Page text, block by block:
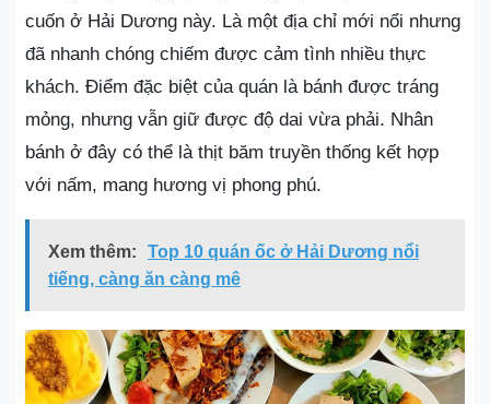
cuốn ở Hải Dương này. Là một địa chỉ mới nổi nhưng
đã nhanh chóng chiếm được cảm tình nhiều thực
khách. Điểm đặc biệt của quán là bánh được tráng
mỏng, nhưng vẫn giữ được độ dai vừa phải. Nhân
bánh ở đây có thể là thịt băm truyền thống kết hợp
với nấm, mang hương vị phong phú.
Xem thêm:
Top 10 quán ốc ở Hải Dương nổi
tiếng, càng ăn càng mê